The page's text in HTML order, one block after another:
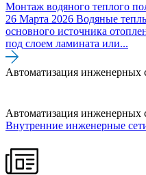
Монтаж водяного теплого
26 Марта 2026 Водяные
основного источника
под слоем ламината или...
Автоматизация инженерных
Автоматизация инженерных
Внутренние инженерные